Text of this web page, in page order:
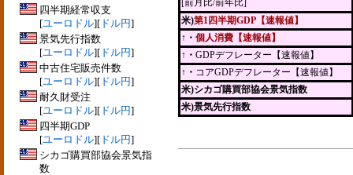
四半期経常収支
[ユーロドル][ ドル円]
景気先行指数
[ユーロドル][ ドル円]
中古住宅販売件数
[ユーロドル][ ドル円]
耐久財受注
[ユーロドル][ ドル円]
四半期GDP
[ユーロドル][ ドル円]
シカゴ購買部協会景気指
数
[前月比/前年比]
米)第1四半期GDP【速報値】
↑・ 個人消費【速報値】
↑・ GDPデフレーター【速報値】
↑・ コアGDPデフレーター【速報値】
米)シカゴ購買部協会景気指数
米)景気先行指数